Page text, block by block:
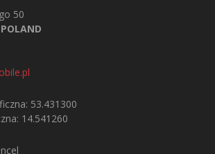
50
53.431300
14.541260